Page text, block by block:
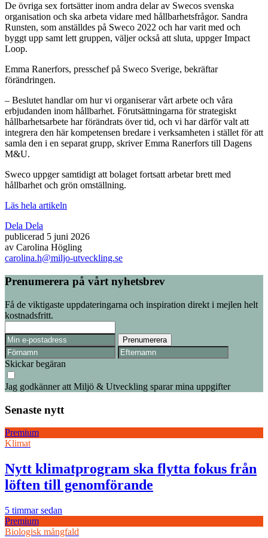
De övriga sex fortsätter inom andra delar av Swecos svenska
organisation och ska arbeta vidare med hållbarhetsfrågor. Sandra
Runsten, som anställdes på Sweco 2022 och har varit med och
byggt upp samt lett gruppen, väljer också att sluta, uppger Impact
Loop.
Emma Ranerfors, presschef på Sweco Sverige, bekräftar
förändringen.
– Beslutet handlar om hur vi organiserar vårt arbete och våra
erbjudanden inom hållbarhet. Förutsättningarna för strategiskt
hållbarhetsarbete har förändrats över tid, och vi har därför valt att
integrera den här kompetensen bredare i verksamheten i stället för att
samla den i en separat grupp, skriver Emma Ranerfors till Dagens
M&U.
Sweco uppger samtidigt att bolaget fortsatt arbetar brett med
hållbarhet och grön omställning.
Läs hela artikeln
Dela Dela
publicerad 5 juni 2026
av Carolina Högling
carolina.h@miljo-utveckling.se
Prenumerera på vårt nyhetsbrev
Få de viktigaste uppdateringarna och inspiration direkt i mejlen helt
kostnadsfritt.
Skickar begäran
Jag godkänner att Miljö & Utveckling sparar mina uppgifter
Senaste nytt
Premium
Klimat
Nytt klimatprogram ska flytta fokus från
löften till genomförande
5 timmar sedan
Premium
Biologisk mångfald